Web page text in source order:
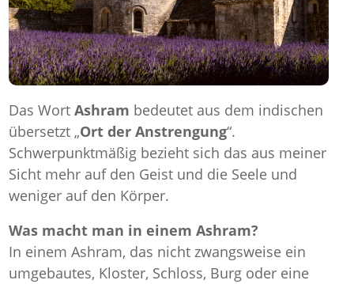
Das WortAshram bedeutet aus dem indischen
übersetzt „Ort der Anstrengung“.
Schwerpunktmäßig bezieht sich das aus meiner
Sicht mehr auf den Geist und die Seele und
weniger auf den Körper.
Was macht man in einem Ashram?
In einem Ashram, das nicht zwangsweise ein
umgebautes, Kloster, Schloss, Burg oder eine